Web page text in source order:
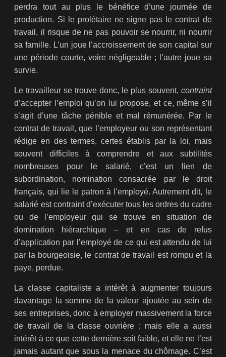
perdra tout au plus le bénéfice d’une journée de
production. Si le prolétaire ne signe pas le contrat de
travail, il risque de ne pas pouvoir se nourrir, ni nourrir
sa famille. L’un joue l’accroissement de son capital sur
une période courte, voire négligeable ; l’autre joue sa
survie.
Le travailleur se trouve donc, le plus souvent, contraint
d’accepter l’emploi qu’on lui propose, et ce, même s’il
s’agit d’une tâche pénible et mal rémunérée. Par le
contrat de travail, que l’employeur ou son représentant
rédige en des termes, certes établis par la loi, mais
souvent difficiles à comprendre et aux subtilités
nombreuses pour le salarié, c’est un lien de
subordination, nomination consacrée par le droit
français, qui lie le patron à l’employé. Autrement dit, le
salarié est contraint d’exécuter tous les ordres du cadre
ou de l’employeur qui se trouve en situation de
domination hiérarchique – et en cas de refus
d’application par l’employé de ce qui est attendu de lui
par la bourgeoisie, le contrat de travail est rompu et la
paye, perdue.
La classe capitaliste a intérêt à augmenter toujours
davantage la somme de la valeur ajoutée au sein de
ses entreprises, donc à employer massivement la force
de travail de la classe ouvrière ; mais elle a aussi
intérêt à ce que cette dernière soit faible, et elle ne l’est
jamais autant que sous la menace du chômage. C’est